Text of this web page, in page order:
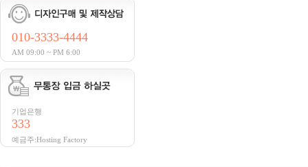
010-3333-4444
AM 09:00 ~ PM 6:00
기업은행
333
예금주:Hosting Factory